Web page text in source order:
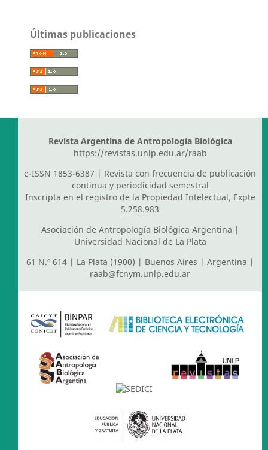
Últimas publicaciones
Revista Argentina de Antropología Biológica
https://revistas.unlp.edu.ar/raab
e-ISSN 1853-6387 | Revista con frecuencia de publicación
continua y periodicidad semestral
Inscripta en el registro de la Propiedad Intelectual, Expte
5.258.983
Asociación de Antropología Biológica Argentina |
Universidad Nacional de La Plata
61 N.º 614 | La Plata (1900) | Buenos Aires | Argentina |
raab@fcnym.unlp.edu.ar